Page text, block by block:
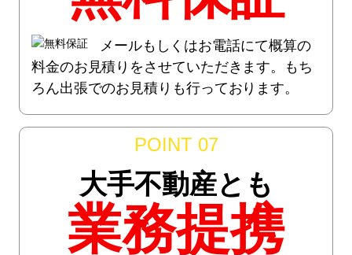
メールもしくはお電話にて概算の
料金のお見積りをさせていただきます。もち
ろん出張でのお見積りも行っております。
POINT 07
大手不動産とも
業務提携